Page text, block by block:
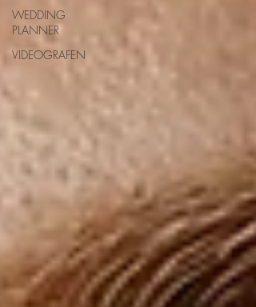
WEDDING
PLANNER
VIDEOGRAFEN